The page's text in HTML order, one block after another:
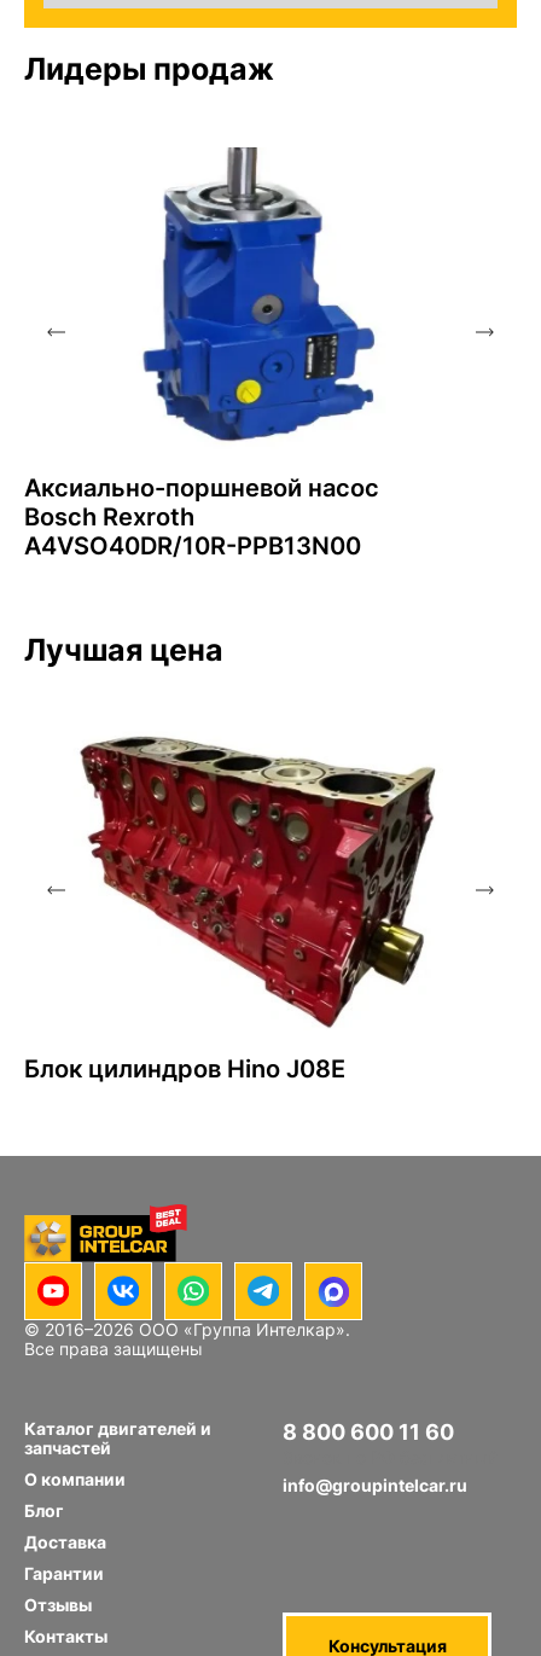
Лидеры продаж
Аксиально-поршневой насос
Bosch Rexroth
A4VSO40DR/10R-PPB13N00
Лучшая цена
Блок цилиндров Hino J08E
© 2016–2026 ООО «Группа Интелкар».
Все права защищены
Каталог двигателей и
запчастей
О компании
Блог
Доставка
Гарантии
Отзывы
Контакты
8 800 600 11 60
info@groupintelcar.ru
Консультация